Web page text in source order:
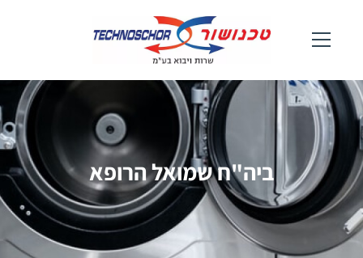
ביה"ח שמואל הרופא